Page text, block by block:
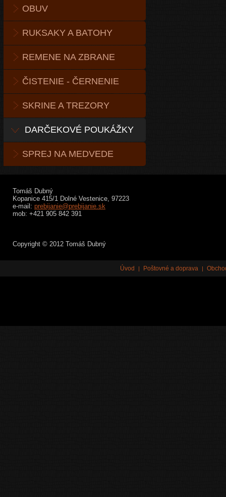
OBUV
RUKSAKY A BATOHY
REMENE NA ZBRANE
ČISTENIE - ČERNENIE
SKRINE A TREZORY
DARČEKOVÉ POUKÁŽKY
SPREJ NA MEDVEDE
Tomáš Dubný
Kopanice 415/1 Dolné Vestenice, 97223
e-mail: prebijanie@prebijanie.sk
mob: +421 905 842 391
Copyright © 2012 Tomáš Dubný
Úvod | Poštovné a doprava |